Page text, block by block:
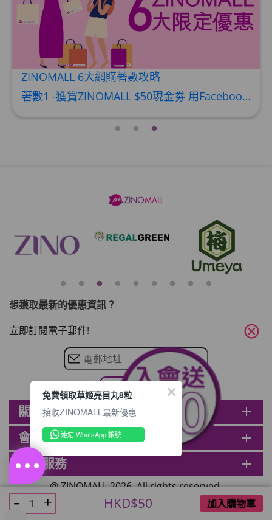
HKD$50 加入購物車
男補精力丸5:1 (到期日2028年1月)
此商品最多可加購1件
HKD$169
HKD$449
理膚泉 無香大哥大防曬 50ml (2027年4
月)
HKD$88
此商品最多可加購1件
HKD$85
ZINOMALL 6大網購著數攻略
著數1 -獲賞ZINOMALL $50現金劵 用Facebook或Email 成功登記做ZINOMALL網購會員，$50現金劵會自動加入閣下ZINOMALL的賬戶，單次購物滿$350，網上付款時即可使用$50優惠劵，只可使用一次。 著數2- 新會員購物滿$680(折實)即減$80, 再送豐富迎新禮物 【迎新禮物優惠劵】會自動加入閣下ZINOMALL的賬戶，新會員單次購物滿$680(折實)，網上付款時使用優惠劵，即減$80及送神秘迎新禮物。 著數3- 新會員購物滿$1088(折實)即減$150, 再送
想獲取最新的優惠資訊？
立即訂閱電子郵件!
關於ZINOMALL add
會員 add
客戶服務 add
@ ZINOMALL 2026. All rights reserved.
cancel
免費領取草姬亮目丸8粒
接收ZINOMALL最新優惠
連結 WhatsApp 帳號